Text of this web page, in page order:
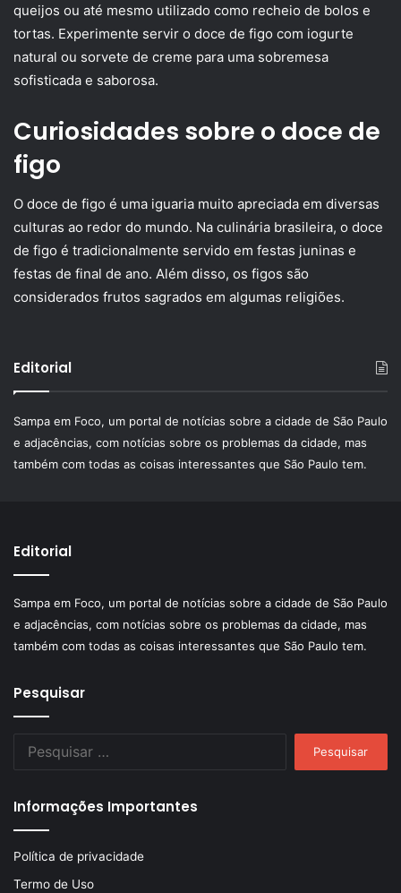
queijos ou até mesmo utilizado como recheio de bolos e
tortas. Experimente servir o doce de figo com iogurte
natural ou sorvete de creme para uma sobremesa
sofisticada e saborosa.
Curiosidades sobre o doce de
figo
O doce de figo é uma iguaria muito apreciada em diversas
culturas ao redor do mundo. Na culinária brasileira, o doce
de figo é tradicionalmente servido em festas juninas e
festas de final de ano. Além disso, os figos são
considerados frutos sagrados em algumas religiões.
Editorial
Sampa em Foco, um portal de notícias sobre a cidade de São Paulo
e adjacências, com notícias sobre os problemas da cidade, mas
também com todas as coisas interessantes que São Paulo tem.
Editorial
Sampa em Foco, um portal de notícias sobre a cidade de São Paulo
e adjacências, com notícias sobre os problemas da cidade, mas
também com todas as coisas interessantes que São Paulo tem.
Pesquisar
Informações Importantes
Política de privacidade
Termo de Uso